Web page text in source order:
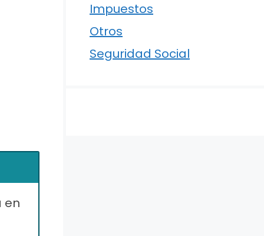
en
Impuestos
Otros
Seguridad Social